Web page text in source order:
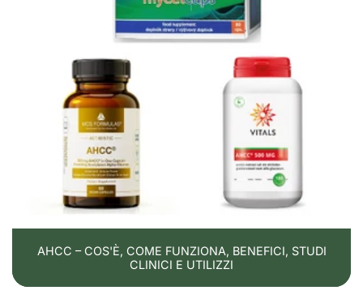
Questo materiale ha scopo informativo e non
sostituisce la consulenza medica.
AHCC – COS'È, COME FUNZIONA, BENEFICI, STUDI
CLINICI E UTILIZZI